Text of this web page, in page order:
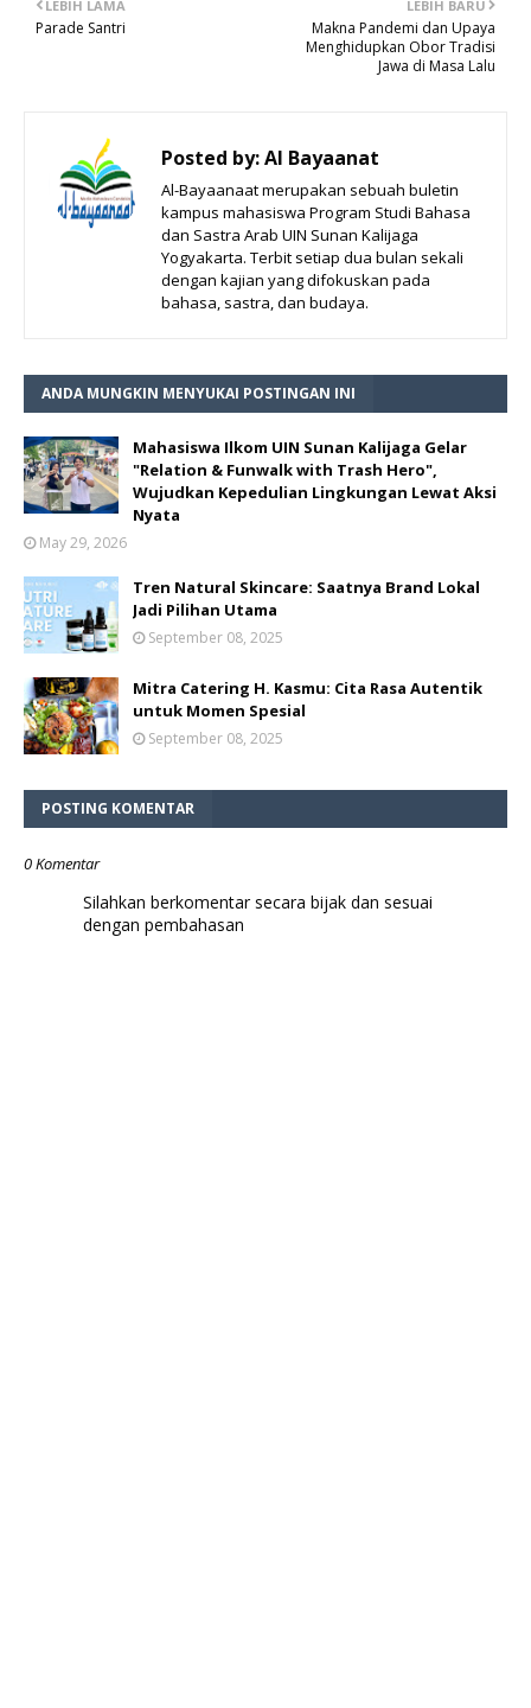
LEBIH BARU
Makna Pandemi dan Upaya
Menghidupkan Obor Tradisi
Jawa di Masa Lalu
LEBIH LAMA
Parade Santri
Posted by:Al Bayaanat
Al-Bayaanaat merupakan sebuah buletin
kampus mahasiswa Program Studi Bahasa
dan Sastra Arab UIN Sunan Kalijaga
Yogyakarta. Terbit setiap dua bulan sekali
dengan kajian yang difokuskan pada
bahasa, sastra, dan budaya.
ANDA MUNGKIN MENYUKAI POSTINGAN INI
Mahasiswa Ilkom UIN Sunan Kalijaga Gelar
"Relation & Funwalk with Trash Hero",
Wujudkan Kepedulian Lingkungan Lewat Aksi
Nyata
May 29, 2026
Tren Natural Skincare: Saatnya Brand Lokal
Jadi Pilihan Utama
September 08, 2025
Mitra Catering H. Kasmu: Cita Rasa Autentik
untuk Momen Spesial
September 08, 2025
POSTING KOMENTAR
0 Komentar
Silahkan berkomentar secara bijak dan sesuai
dengan pembahasan